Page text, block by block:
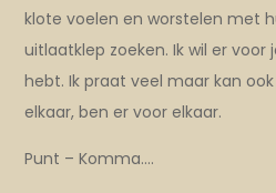
klote voelen en worstelen met
uitlaatklep zoeken. Ik wil er voor
hebt. Ik praat veel maar kan
elkaar, ben er voor elkaar.
Punt – Komma….